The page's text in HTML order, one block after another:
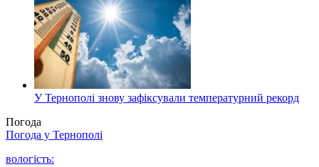
У Тернополі знову зафіксували температурний рекорд
Погода
Погода у Тернополі
вологість: